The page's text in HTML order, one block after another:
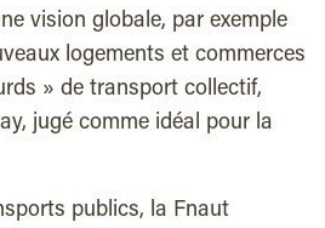
vision globale, par exemple
logements et commerces
» de transport collectif,
jugé comme idéal pour la
publics, la Fnaut